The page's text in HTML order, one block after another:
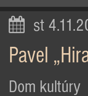
st
Pavel
Dom kultúry